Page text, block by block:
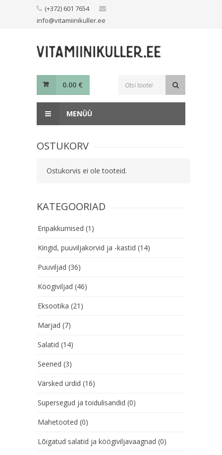
(+372) 601 7654
info@vitamiinikuller.ee
0.00 €
MENÜÜ
OSTUKORV
Ostukorvis ei ole tooteid.
KATEGOORIAD
Eripakkumised (1)
Kingid, puuviljakorvid ja -kastid (14)
Puuviljad (36)
Köögiviljad (46)
Eksootika (21)
Marjad (7)
Salatid (14)
Seened (3)
Värsked ürdid (16)
Supersegud ja toidulisandid (0)
Mahetooted (0)
Lõigatud salatid ja köögiviljavaagnad (0)